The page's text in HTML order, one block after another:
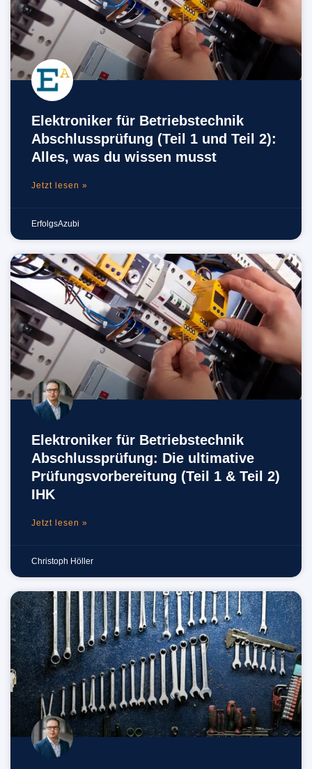
Elektroniker für Betriebstechnik
Abschlussprüfung (Teil 1 und Teil 2):
Alles, was du wissen musst
Jetzt lesen »
ErfolgsAzubi
Elektroniker für Betriebstechnik
Abschlussprüfung: Die ultimative
Prüfungsvorbereitung (Teil 1 & Teil 2)
IHK
Jetzt lesen »
Christoph Höller